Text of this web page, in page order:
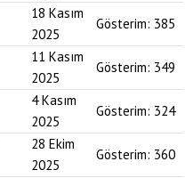
18 Kasım
2025
Gösterim: 385
11 Kasım
2025
Gösterim: 349
4 Kasım
2025
Gösterim: 324
28 Ekim
2025
Gösterim: 360